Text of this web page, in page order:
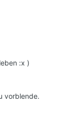
:x )
vorblende.